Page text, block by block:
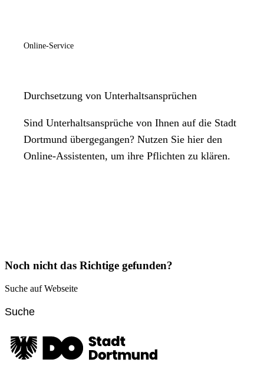
Online-Service
Durchsetzung von Unterhaltsansprüchen
Sind Unterhaltsansprüche von Ihnen auf die Stadt
Dortmund übergegangen? Nutzen Sie hier den
Online-Assistenten, um ihre Pflichten zu klären.
Noch nicht das Richtige gefunden?
Suche auf Webseite